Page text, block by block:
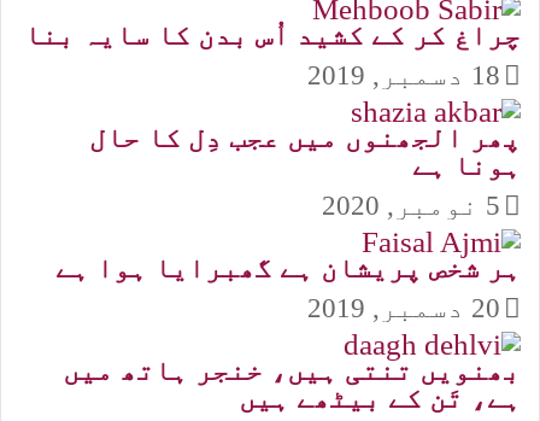
چراغ کر کے کشید اُس بدن کا سایہ بنا
18 دسمبر, 2019
پھر الجھنوں میں عجب دِل کا حال
ہونا ہے
5 نومبر, 2020
ہر شخص پریشان ہے گھبرایا ہوا ہے
20 دسمبر, 2019
بھنویں تنتی ہیں، خنجر ہاتھ میں
ہے، تَن کے بیٹھے ہیں